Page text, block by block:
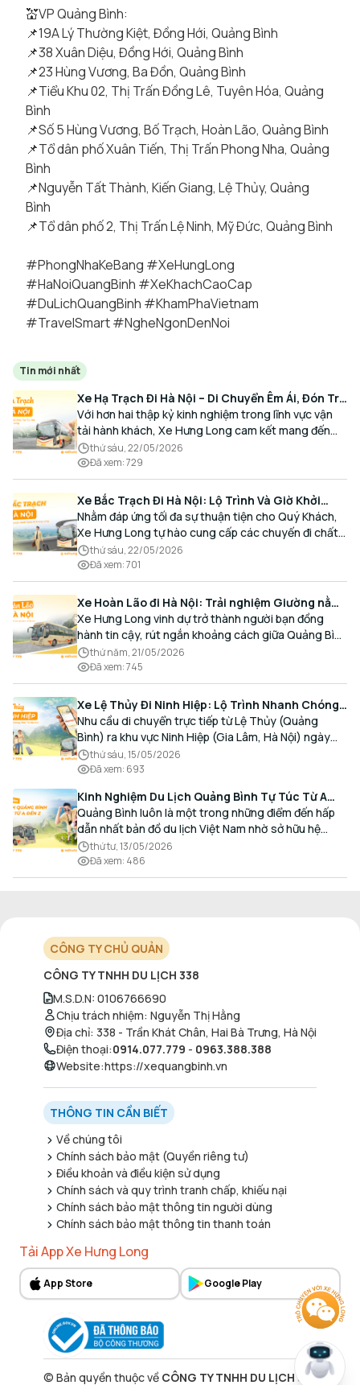
💒VP Quảng Bình:
📌19A Lý Thường Kiệt, Đồng Hới, Quảng Bình
📌38 Xuân Diệu, Đồng Hới, Quảng Bình
📌23 Hùng Vương, Ba Đồn, Quảng Bình
📌Tiểu Khu 02, Thị Trấn Đồng Lê, Tuyên Hóa, Quảng
Bình
📌Số 5 Hùng Vương, Bố Trạch, Hoàn Lão, Quảng Bình
📌Tổ dân phố Xuân Tiến, Thị Trấn Phong Nha, Quảng
Bình
📌Nguyễn Tất Thành, Kiến Giang, Lệ Thủy, Quảng
Bình
📌Tổ dân phố 2, Thị Trấn Lệ Ninh, Mỹ Đức, Quảng Bình
#PhongNhaKeBang #XeHungLong
#HaNoiQuangBinh #XeKhachCaoCap
#DuLichQuangBinh #KhamPhaVietnam
#TravelSmart#NgheNgonDenNoi
Tin mới nhất
Xe Hạ Trạch Đi Hà Nội – Di Chuyển Êm Ái, Đón Trả
Tận Nơi Cùng Xe Hưng Long
Với hơn hai thập kỷ kinh nghiệm trong lĩnh vực vận
tải hành khách, Xe Hưng Long cam kết mang đến
cho Quý Khách một hành trình di chuyển trọn vẹn,
thoải mái và đúng giờ.
thứ sáu, 22/05/2026
Đã xem:729
Xe Bắc Trạch Đi Hà Nội: Lộ Trình Và Giờ Khởi
Hành Cùng Xe Hưng Long
Nhằm đáp ứng tối đa sự thuận tiện cho Quý Khách,
Xe Hưng Long tự hào cung cấp các chuyến đi chất
lượng cao, an toàn với lịch trình linh hoạt mỗi ngày.
thứ sáu, 22/05/2026
Đã xem:701
Xe Hoàn Lão đi Hà Nội: Trải nghiệm Giường nằm
Cao cấp, Đón trả Tận nơi
Xe Hưng Long vinh dự trở thành người bạn đồng
hành tin cậy, rút ngắn khoảng cách giữa Quảng Bình
và Thủ đô bằng chất lượng dịch vụ chuẩn mực.
thứ năm, 21/05/2026
Đã xem:745
Xe Lệ Thủy Đi Ninh Hiệp: Lộ Trình Nhanh Chóng,
Đón Trả Tận Nơi
Nhu cầu di chuyển trực tiếp từ Lệ Thủy (Quảng
Bình) ra khu vực Ninh Hiệp (Gia Lâm, Hà Nội) ngày
càng gia tăng, đặc biệt đối với các hành khách có
nhu cầu giao thương, kinh doanh và mua sắm.
thứ sáu, 15/05/2026
Đã xem: 693
Kinh Nghiệm Du Lịch Quảng Bình Tự Túc Từ A
Đến Z Chi Tiết Nhất
Quảng Bình luôn là một trong những điểm đến hấp
dẫn nhất bản đồ du lịch Việt Nam nhờ sở hữu hệ
thống hang động kỳ vĩ, những bãi biển hoang sơ và
nét ẩm thực đậm đà bản sắc.
thứ tư, 13/05/2026
Đã xem: 486
CÔNG TY CHỦ QUẢN
CÔNG TY TNHH DU LỊCH 338
M.S.D.N: 0106766690
Chịu trách nhiệm: Nguyễn Thị Hằng
Địa chỉ: 338 - Trần Khát Chân, Hai Bà Trưng, Hà Nội
Điện thoại:0914.077.779 - 0963.388.388
Website:https://xequangbinh.vn
THÔNG TIN CẦN BIẾT
Về chúng tôi
Chính sách bảo mật (Quyền riêng tư)
Điều khoản và điều kiện sử dụng
Chính sách và quy trình tranh chấp, khiếu nại
Chính sách bảo mật thông tin người dùng
Chính sách bảo mật thông tin thanh toán
Tải App Xe Hưng Long
App Store Google Play
© Bản quyền thuộc về CÔNG TY TNHH DU LỊCH 338